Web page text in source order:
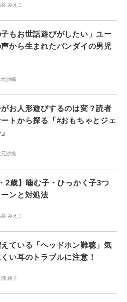
谷 みえこ
子もお世話遊びがしたい」ユー
から生まれたバンダイの男児
元沙織
お人形遊びするのは変？読者
トから探る「#おもちゃとジェ
元沙織
2歳】噛む子・ひっかく子3つ
ンと対処法
谷 みえこ
ている「ヘッドホン難聴」気
い耳のトラブルに注意！
浦 綾子